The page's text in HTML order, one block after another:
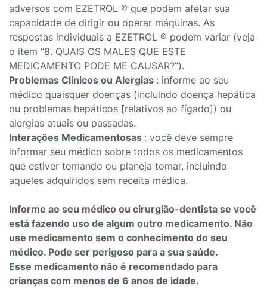
adversos com EZETROL ® que podem afetar sua
capacidade de dirigir ou operar máquinas. As
respostas individuais a EZETROL ® podem variar (veja
o item “8. QUAIS OS MALES QUE ESTE
MEDICAMENTO PODE ME CAUSAR?”).
Problemas Clínicos ou Alergias : informe ao seu
médico quaisquer doenças (incluindo doença hepática
ou problemas hepáticos [relativos ao fígado]) ou
alergias atuais ou passadas.
Interações Medicamentosas : você deve sempre
informar seu médico sobre todos os medicamentos
que estiver tomando ou planeja tomar, incluindo
aqueles adquiridos sem receita médica.
Informe ao seu médico ou cirurgião-dentista se você
está fazendo uso de algum outro medicamento. Não
use medicamento sem o conhecimento do seu
médico. Pode ser perigoso para a sua saúde.
Esse medicamento não é recomendado para
crianças com menos de 6 anos de idade.